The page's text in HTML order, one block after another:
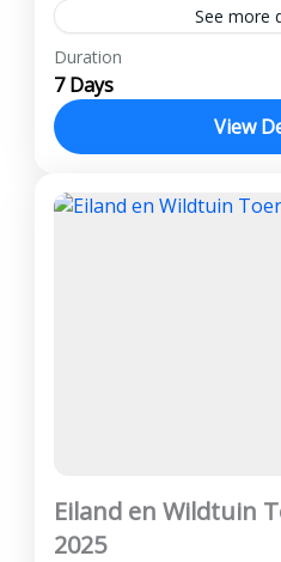
See more
Vanaf R12,850 per
R3 000 Afbetalings
kansellasie fooie word
Panorama Roete,
Kruger Wildtuin,
Duration
7 Days
View
Eiland en Wildtuin
2025